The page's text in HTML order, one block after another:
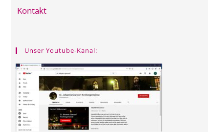
Kontakt
Unser Youtube-Kanal: